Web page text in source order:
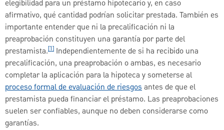
elegibilidad para un préstamo hipotecario y, en caso
afirmativo, qué cantidad podrían solicitar prestada. También es
importante entender que ni la precalificación ni la
preaprobación constituyen una garantía por parte del
prestamista.[1] Independientemente de si ha recibido una
precalificación, una preaprobación o ambas, es necesario
completar la aplicación para la hipoteca y someterse al
proceso formal de evaluación de riesgosantes de que el
prestamista pueda financiar el préstamo. Las preaprobaciones
suelen ser confiables, aunque no deben considerarse como
garantías.